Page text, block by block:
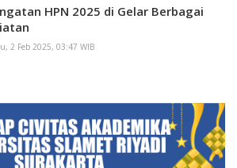
HPN 2025 di Gelar Berbagai
2 Feb 2025, 03:47 WIB